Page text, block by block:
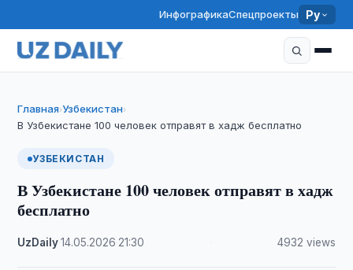
ИнфографикаСпецпроекты Ру
Главная›Узбекистан›
В Узбекистане 100 человек отправят в хадж бесплатно
УЗБЕКИСТАН
В Узбекистане 100 человек отправят в хадж
бесплатно
UzDaily·14.05.2026 21:30 4932 views